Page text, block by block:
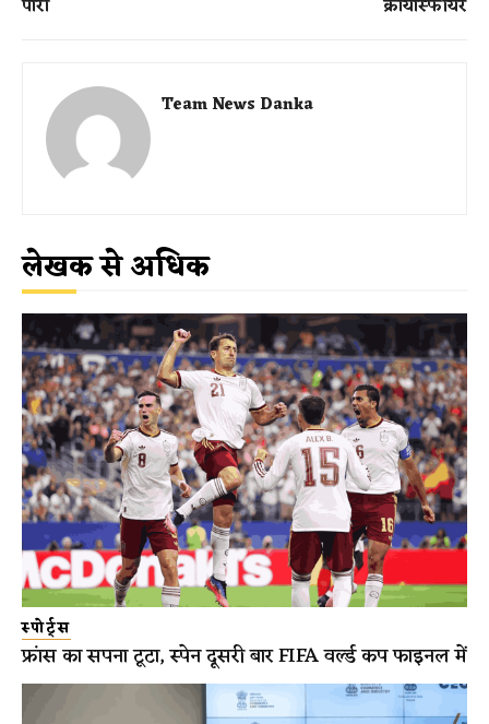
Team News Danka
लेखक से अधिक
स्पोर्ट्स
फ्रांस का सपना टूटा, स्पेन दूसरी बार FIFA वर्ल्ड कप फाइनल में